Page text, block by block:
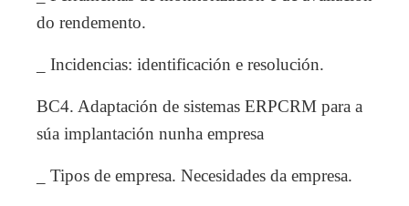
do rendemento.
_ Incidencias: identificación e resolución.
BC4. Adaptación de sistemas ERPCRM para a
súa implantación nunha empresa
_ Tipos de empresa. Necesidades da empresa.